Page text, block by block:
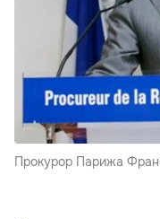
Прокурор Парижа